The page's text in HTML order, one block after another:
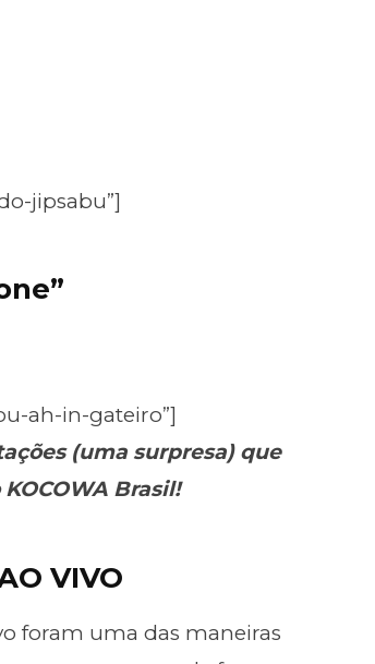
jipsabu”]
ah-in-gateiro”]
(uma surpresa) que
Brasil!
VIVO
foram uma das maneiras